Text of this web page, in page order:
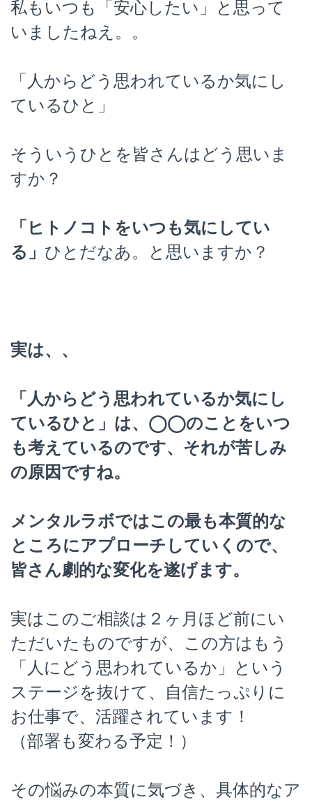
私もいつも「安心したい」と思って
いましたねえ。。
「人からどう思われているか気にし
ているひと」
そういうひとを皆さんはどう思いま
すか？
「ヒトノコトをいつも気にしてい
る」 ひとだなあ。と思いますか？
実は、、
「人からどう思われているか気にし
ているひと」は、◯◯のことをいつ
も考えているのです、それが苦しみ
の原因ですね。
メンタルラボではこの最も本質的な
ところにアプローチしていくので、
皆さん劇的な変化を遂げます。
実はこのご相談は２ヶ月ほど前にい
ただいたものですが、この方はもう
「人にどう思われているか」という
ステージを抜けて、自信たっぷりに
お仕事で、活躍されています！
（部署も変わる予定！）
その悩みの本質に気づき、具体的なア